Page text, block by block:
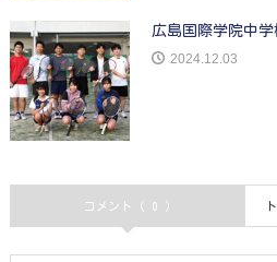
広島国際学院中
2024.12.03
コメント ( 0 )